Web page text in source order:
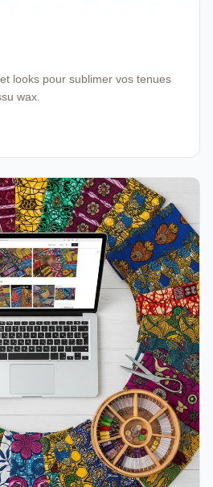
looks pour sublimer vos tenues
wax.